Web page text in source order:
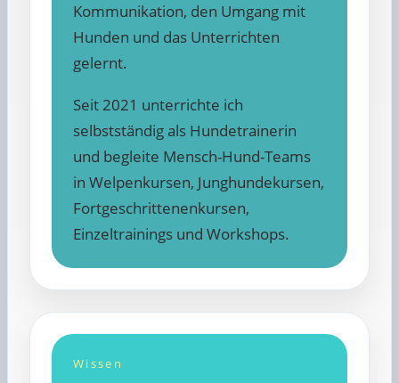
Kommunikation, den Umgang mit
Hunden und das Unterrichten
gelernt.
Seit 2021 unterrichte ich
selbstständig als Hundetrainerin
und begleite Mensch-Hund-Teams
in Welpenkursen, Junghundekursen,
Fortgeschrittenenkursen,
Einzeltrainings und Workshops.
Wissen